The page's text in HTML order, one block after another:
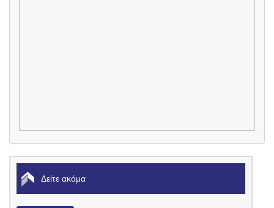
Δείτε ακόμα